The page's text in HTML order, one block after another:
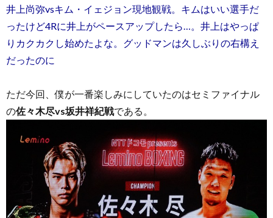
い
合
井上尚弥vsキム・イェジョン現地観戦。キムはいい選手だ
ったけど4Rに井上がペースアップしたら…。井上はやっぱ
りカクカクし始めたよな。グッドマンは久しぶりの右構え
だったのに
ただ今回、僕が一番楽しみにしていたのはセミファイナル
の佐々木尽vs坂井祥紀戦である。